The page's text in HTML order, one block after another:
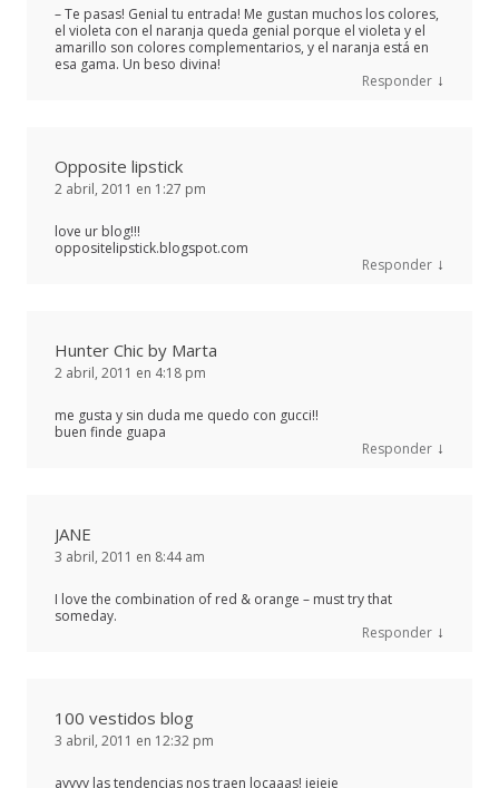
– Te pasas! Genial tu entrada! Me gustan muchos los colores,
el violeta con el naranja queda genial porque el violeta y el
amarillo son colores complementarios, y el naranja está en
esa gama. Un beso divina!
Responder ↓
Opposite lipstick
2 abril, 2011 en 1:27 pm
love ur blog!!!
oppositelipstick.blogspot.com
Responder ↓
Hunter Chic by Marta
2 abril, 2011 en 4:18 pm
me gusta y sin duda me quedo con gucci!!
buen finde guapa
Responder ↓
JANE
3 abril, 2011 en 8:44 am
I love the combination of red & orange – must try that
someday.
Responder ↓
100 vestidos blog
3 abril, 2011 en 12:32 pm
ayyyy las tendencias nos traen locaaas! jejeje